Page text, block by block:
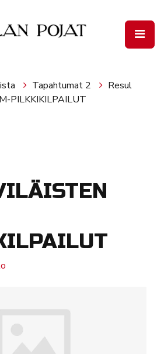
Tapahtumat 2
Resul
PILKKIKILPAILUT